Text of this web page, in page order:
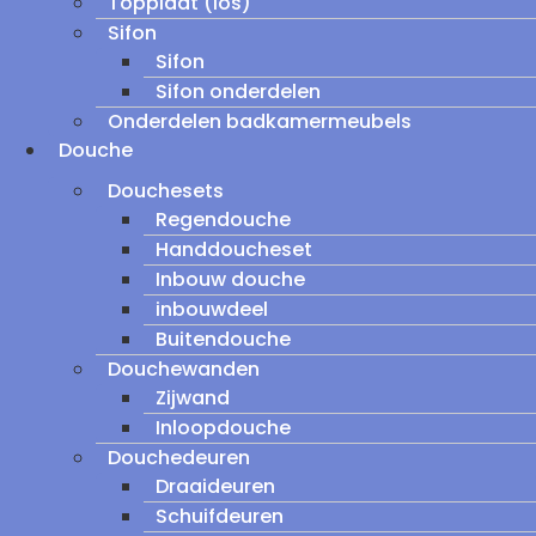
Sifon
Sifon
Sifon onderdelen
Onderdelen badkamermeubels
Douche
Douchesets
Regendouche
Handdoucheset
Inbouw douche
inbouwdeel
Buitendouche
Douchewanden
Zijwand
Inloopdouche
Douchedeuren
Draaideuren
Schuifdeuren